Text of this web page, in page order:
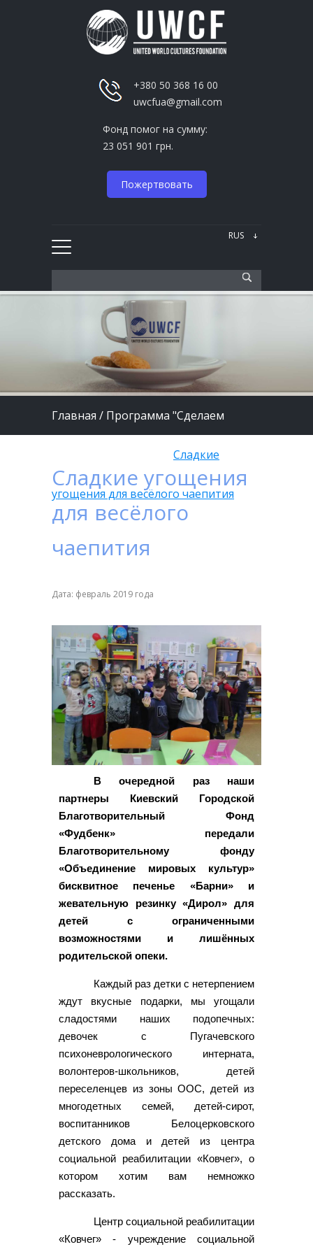
+380 50 368 16 00
uwcfua@gmail.com
Фонд помог на сумму:
23 051 901 грн.
Пожертвовать
Главная / Программа "Сделаем
Сладкие
угощения для весёлого чаепития
Сладкие угощения
для весёлого
чаепития
Дата: февраль 2019 года
В очередной раз наши
партнеры Киевский Городской
Благотворительный Фонд
«Фудбенк» передали
Благотворительному фонду
«Объединение мировых культур»
бисквитное печенье «Барни» и
жевательную резинку «Дирол» для
детей с ограниченными
возможностями и лишённых
родительской опеки.
Каждый раз детки с нетерпением
ждут вкусные подарки, мы угощали
сладостями наших подопечных:
девочек с Пугачевского
психоневрологического интерната,
волонтеров-школьников, детей
переселенцев из зоны ООС, детей из
многодетных семей, детей-сирот,
воспитанников Белоцерковского
детского дома и детей из центра
социальной реабилитации «Ковчег», о
котором хотим вам немножко
рассказать.
Центр социальной реабилитации
«Ковчег» - учреждение социальной